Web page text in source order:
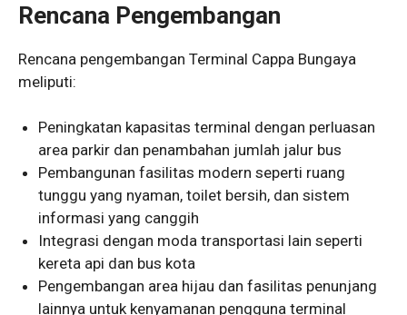
Rencana Pengembangan
Rencana pengembangan Terminal Cappa Bungaya
meliputi:
Peningkatan kapasitas terminal dengan perluasan
area parkir dan penambahan jumlah jalur bus
Pembangunan fasilitas modern seperti ruang
tunggu yang nyaman, toilet bersih, dan sistem
informasi yang canggih
Integrasi dengan moda transportasi lain seperti
kereta api dan bus kota
Pengembangan area hijau dan fasilitas penunjang
lainnya untuk kenyamanan pengguna terminal